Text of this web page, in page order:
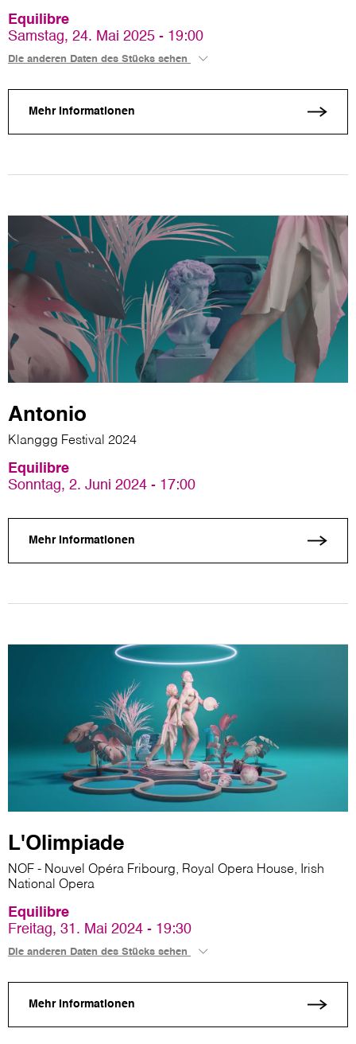
Equilibre
Samstag, 24. Mai 2025 - 19:00
Die anderen Daten des Stücks sehen
Mehr Informationen
Antonio
Klanggg Festival 2024
Equilibre
Sonntag, 2. Juni 2024 - 17:00
Mehr Informationen
L'Olimpiade
NOF - Nouvel Opéra Fribourg, Royal Opera House, Irish
National Opera
Equilibre
Freitag, 31. Mai 2024 - 19:30
Die anderen Daten des Stücks sehen
Mehr Informationen